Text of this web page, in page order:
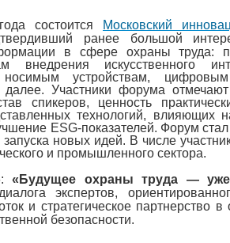
состоится
Московский
ранее большой
в сфере охраны труда:
внедрения
носимым устройствам,
далее. Участники форума
спикеров, ценность
технологий, влияющих
ESG-показателей. Форум
новых идей. В числе
и промышленного сектора.
«Будущее охраны труда — уже
экспертов,
и стратегическое партнерство
безопасности.